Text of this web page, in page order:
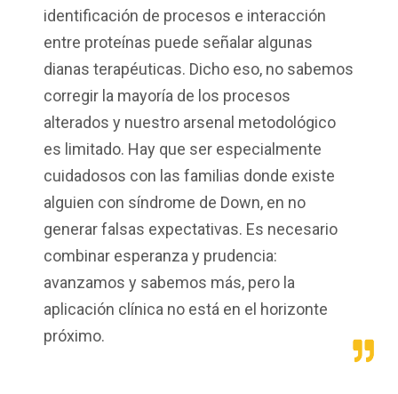
identificación de procesos e interacción
entre proteínas puede señalar algunas
dianas terapéuticas. Dicho eso, no sabemos
corregir la mayoría de los procesos
alterados y nuestro arsenal metodológico
es limitado. Hay que ser especialmente
cuidadosos con las familias donde existe
alguien con síndrome de Down, en no
generar falsas expectativas. Es necesario
combinar esperanza y prudencia:
avanzamos y sabemos más, pero la
aplicación clínica no está en el horizonte
próximo.